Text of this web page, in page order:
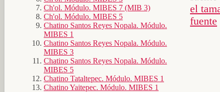
Ch'ol. Módulo. MIBES 7 (MIB 3)
Ch'ol. Módulo. MIBES 5
Chatino Santos Reyes Nopala. Módulo.
MIBES 1
Chatino Santos Reyes Nopala. Módulo.
MIBES 3
Chatino Santos Reyes Nopala. Módulo.
MIBES 5
Chatino Tataltepec. Módulo. MIBES 1
Chatino Yaitepec. Módulo. MIBES 1
el
fuente